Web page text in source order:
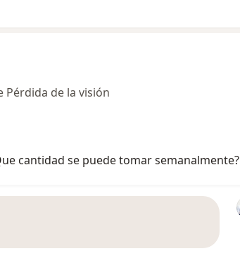
de la visión
cantidad se puede tomar semanalmente?